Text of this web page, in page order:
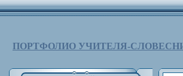
ПОРТФОЛИО УЧИТЕЛЯ-